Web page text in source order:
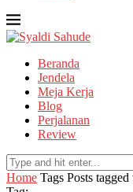
Beranda
Jendela
Meja Kerja
Blog
Perjalanan
Review
Home Tags Posts